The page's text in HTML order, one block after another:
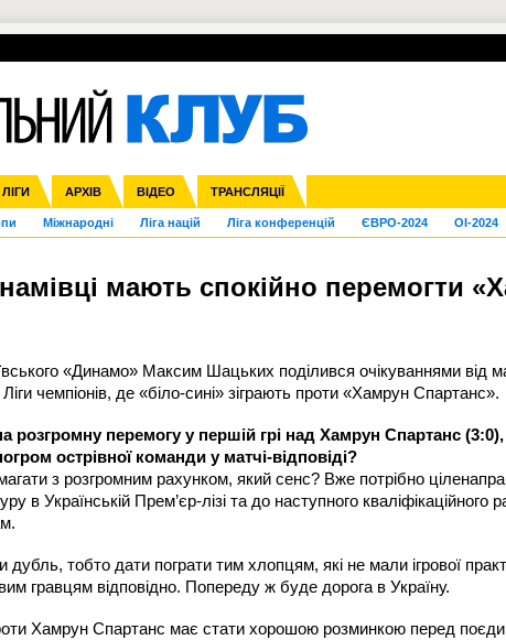
ЛІГИ АРХІВ ВІДЕО ТРАНСЛЯЦІЇ
Перша ліга Друга ліга Кубок України Молодіжка
Міжнародні Ліга націй Ліга конференцій ЄВРО-2024 OI-2024
Німеччина Франція Інші
Росія Кубок конфедерацій ЧЄ-2015 (U-21)
ВІЙНА УПЛ-ПЕРЕХОДИ
мають спокійно перемогти
«Динамо» Максим Шацьких поділився очікуваннями від
чемпіонів, де «біло-сині» зіграють проти «Хамрун Спартанс».
розгромну перемогу у першій грі над Хамрун Спартанс
острівної команди у матчі-відповіді?
з розгромним рахунком, який сенс? Вже потрібно
в Українській Прем’єр-лізі та до наступного кваліфікаційного
дубль, тобто дати пограти тим хлопцям, які не мали ігрової
гравцям відповідно. Попереду ж буде дорога в Україну.
Хамрун Спартанс має стати хорошою розминкою перед